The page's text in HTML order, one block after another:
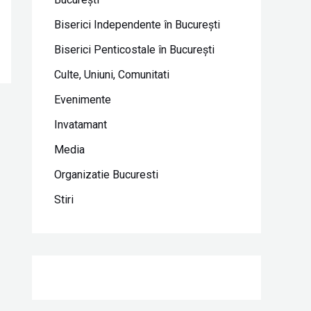
Biserici Independente în Bucureşti
Biserici Penticostale în Bucureşti
Culte, Uniuni, Comunitati
Evenimente
Invatamant
Media
Organizatie Bucuresti
Stiri